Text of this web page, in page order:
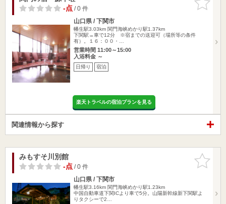
りに追加
-点/ 0 件
山口県 / 下関市
幡生駅3.03km 関門海峡めかり駅1.37km
下関駅→車で12分 ※宿までの送迎可（場所等の条件
有）。１６：００・…
営業時間 11:00～15:00
入浴料金 ～
日帰り 宿泊
楽天トラベルの宿泊プランを見る
関連情報から探す
お気に入
りに追加
みもすそ川別館
-点/ 0 件
山口県 / 下関市
幡生駅3.16km 関門海峡めかり駅1.23km
中国自動車道下関ICより車で5分。山陽新幹線新下関駅よ
りタクシーで2…